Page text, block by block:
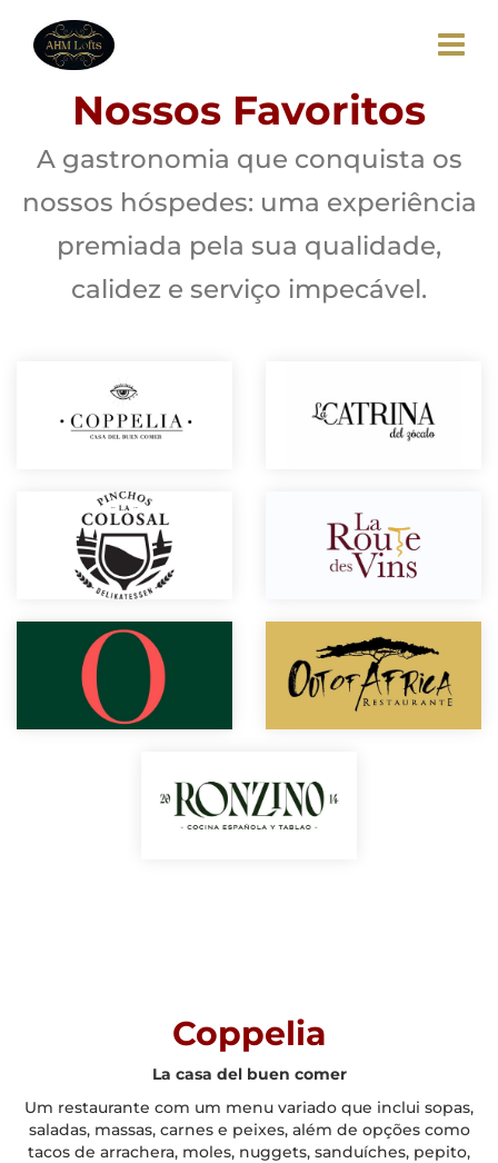
Nossos Favoritos
A gastronomia que conquista os
nossos hóspedes: uma experiência
premiada pela sua qualidade,
calidez e serviço impecável.
Coppelia
La casa del buen comer
Um restaurante com um menu variado que inclui sopas,
saladas, massas, carnes e peixes, além de opções como
tacos de arrachera, moles, nuggets, sanduíches, pepito,